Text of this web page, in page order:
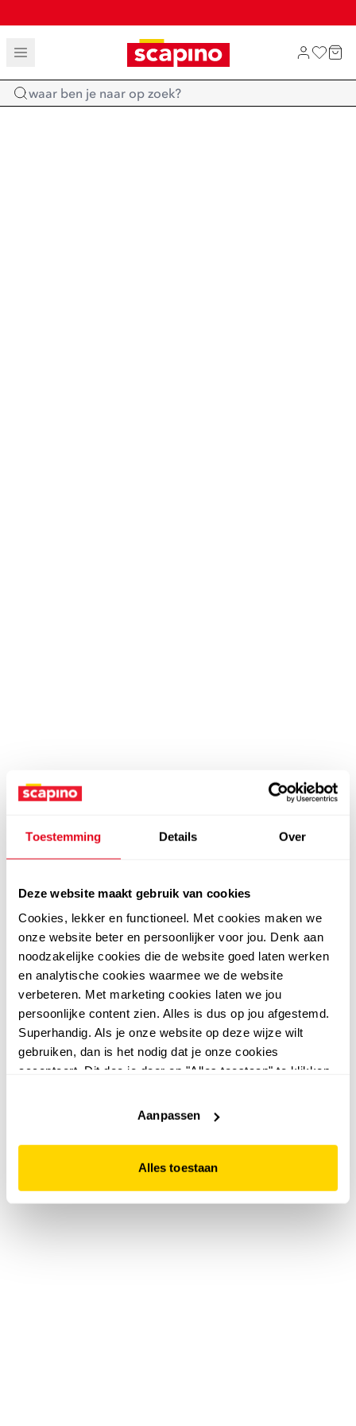
Toestemming Details Over
Deze website maakt gebruik van cookies
Cookies, lekker en functioneel. Met cookies maken we
onze website beter en persoonlijker voor jou. Denk aan
noodzakelijke cookies die de website goed laten werken
en analytische cookies waarmee we de website
verbeteren. Met marketing cookies laten we jou
persoonlijke content zien. Alles is dus op jou afgestemd.
Superhandig. Als je onze website op deze wijze wilt
gebruiken, dan is het nodig dat je onze cookies
accepteert. Dit doe je door op "Alles toestaan" te klikken.
website niet optimaal functioneert.
Aanpassen
Alles toestaan
TOT 70% KORTING OP SALE
SHOP NIEUW
Home